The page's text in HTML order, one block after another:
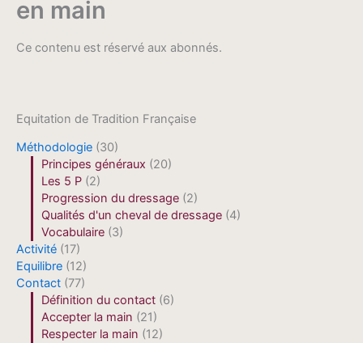
Equitation de Tradition Française
Méthodologie (30)
Principes généraux (20)
Les 5 P (2)
Progression du dressage (2)
Qualités d'un cheval de dressage (4)
Vocabulaire (3)
Activité (17)
Equilibre (12)
Contact (77)
Définition du contact (6)
Accepter la main (21)
Respecter la main (12)
en main
Ce contenu est réservé aux abonnés.